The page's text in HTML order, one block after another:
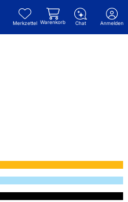
Merkzettel Warenkorb Chat Anmelden